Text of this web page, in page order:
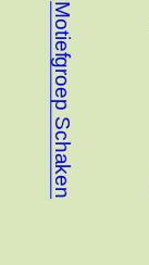
Motiefgroep Schaken